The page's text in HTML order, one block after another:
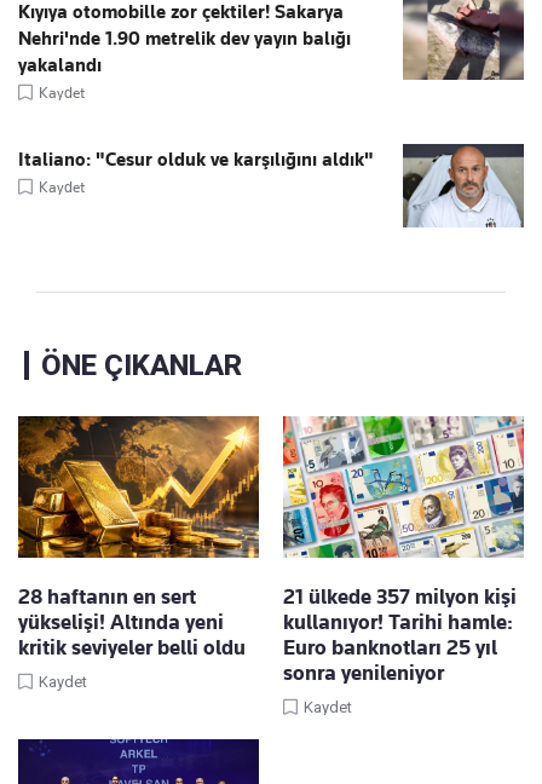
Kıyıya otomobille zor çektiler! Sakarya
Nehri'nde 1.90 metrelik dev yayın balığı
yakalandı
Kaydet
Italiano: "Cesur olduk ve karşılığını aldık"
Kaydet
ÖNE ÇIKANLAR
28 haftanın en sert
yükselişi! Altında yeni
kritik seviyeler belli oldu
Kaydet
21 ülkede 357 milyon kişi
kullanıyor! Tarihi hamle:
Euro banknotları 25 yıl
sonra yenileniyor
Kaydet